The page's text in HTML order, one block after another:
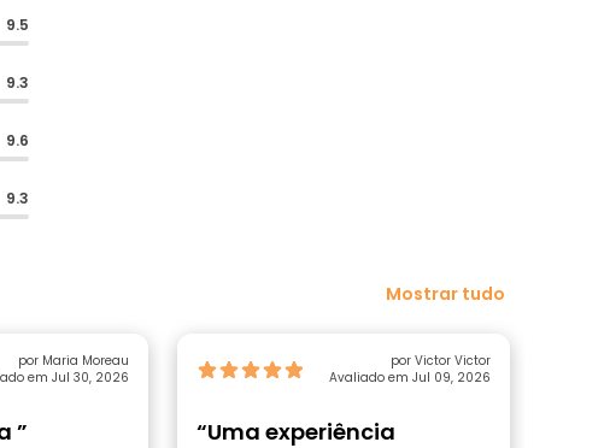
9.5
9.3
9.6
9.3
Mostrar tudo
por Maria Moreau
em Jul 30, 2026
”
por Victor Victor
Avaliado em Jul 09, 2026
“Uma experiência